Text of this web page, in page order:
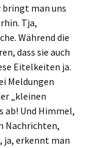
bringt man uns
Tja,
Während die
dass sie auch
Eitelkeiten ja.
Meldungen
„kleinen
ab! Und Himmel,
Nachrichten,
ja, erkennt man